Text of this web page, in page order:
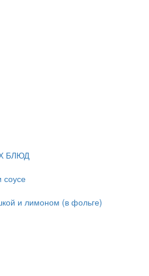
БЛЮД
соусе
и лимоном (в фольге)